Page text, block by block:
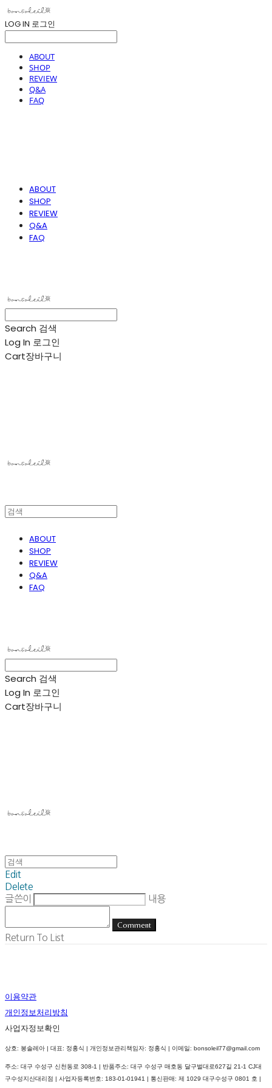
LOG IN 로그인
ABOUT
SHOP
REVIEW
Q&A
FAQ
ABOUT
SHOP
REVIEW
Q&A
FAQ
Search 검색
Log In 로그인
Cart장바구니
ABOUT
SHOP
REVIEW
Q&A
FAQ
Search 검색
Log In 로그인
Cart장바구니
Edit
Delete
글쓴이
내용
Comment
Return To List
이용약관
개인정보처리방침
사업자정보확인
상호: 봉솔레아 | 대표: 정홍식 | 개인정보관리책임자: 정홍식 | 이메일: bonsoleil77@gmail.com
주소: 대구 수성구 신천동로 308-1 | 반품주소: 대구 수성구 매호동 달구벌대로627길 21-1 CJ대
구수성지산대리점 | 사업자등록번호: 183-01-01941 | 통신판매: 제 1029 대구수성구 0801 호 |